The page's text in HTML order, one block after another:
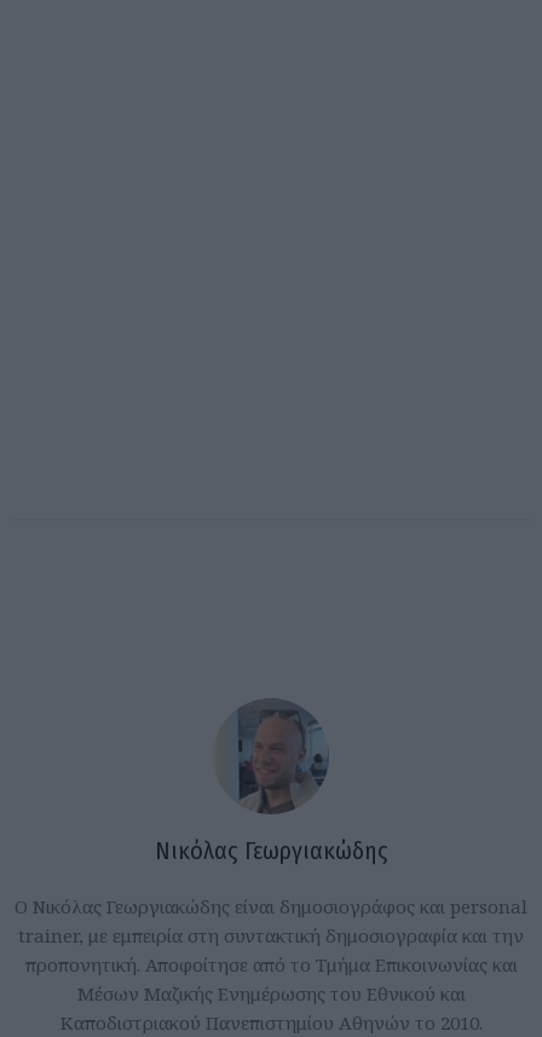
Νικόλας Γεωργιακώδης
Ο Νικόλας Γεωργιακώδης είναι δημοσιογράφος και personal
trainer, με εμπειρία στη συντακτική δημοσιογραφία και την
προπονητική. Αποφοίτησε από το Τμήμα Επικοινωνίας και
Μέσων Μαζικής Ενημέρωσης του Εθνικού και
Καποδιστριακού Πανεπιστημίου Αθηνών το 2010.